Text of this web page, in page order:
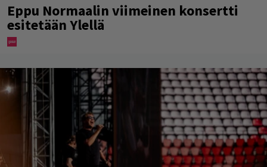
Eppu Normaalin viimeinen konsertti
esitetään Ylellä